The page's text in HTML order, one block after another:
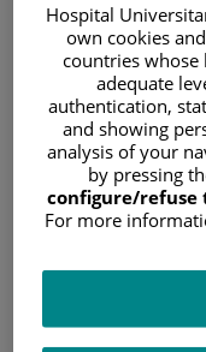
de
/ÁREA
/SOBRE EL
/
TIPOS DE
/ÁREA DE
Hospital
own cookies
countries whose
adequate
authentication,
and showing
analysis of your
by pressing
configure/refuse
For more